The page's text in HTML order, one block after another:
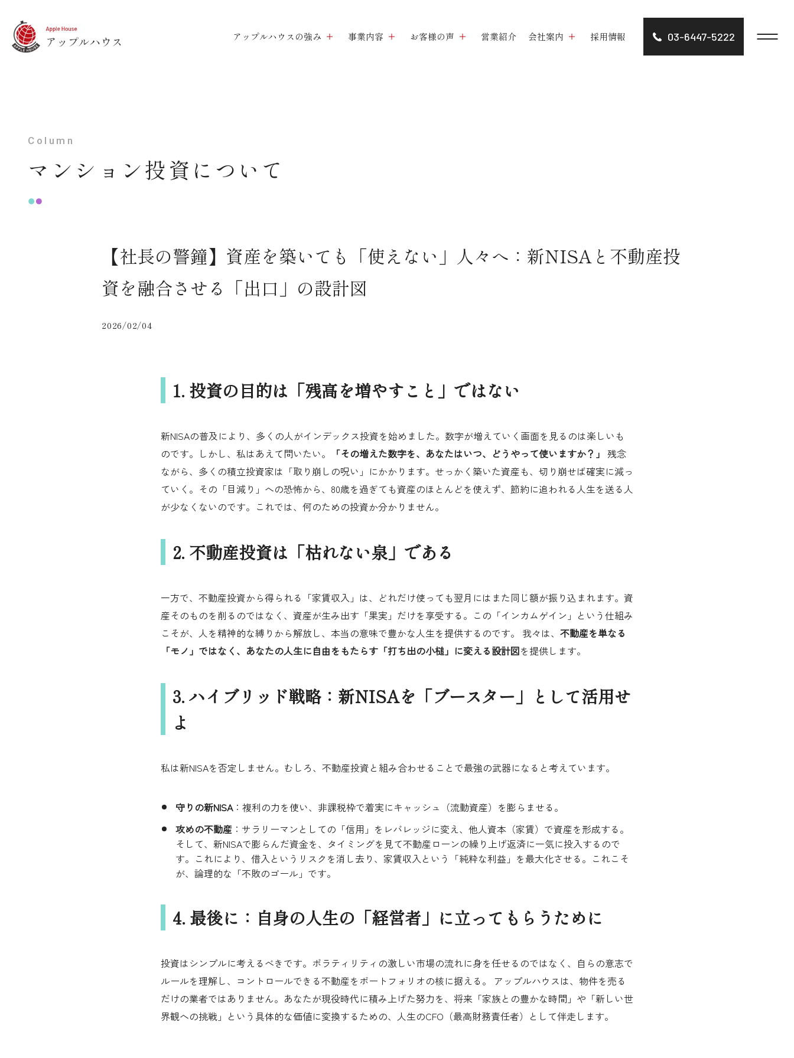
アップルハウスの強み 事業内容 お客様の声 営業紹介 会社案内 採用情報 03-6447-5222
Column
マンション投資について
【社長の警鐘】資産を築いても「使えない」人々へ：新NISAと不動産投
資を融合させる「出口」の設計図
2026/02/04
1. 投資の目的は「残高を増やすこと」ではない
新NISAの普及により、多くの人がインデックス投資を始めました。数字が増えていく画面を見るのは楽しいも
のです。しかし、私はあえて問いたい。
「その増えた数字を、あなたはいつ、どうやって使いますか？」 残念
ながら、多くの積立投資家は「取り崩しの呪い」にかかります。せっかく築いた資産も、切り崩せば確実に減っ
ていく。その「目減り」への恐怖から、80歳を過ぎても資産のほとんどを使えず、節約に追われる人生を送る人
が少なくないのです。これでは、何のための投資か分かりません。
2. 不動産投資は「枯れない泉」である
一方で、不動産投資から得られる「家賃収入」は、どれだけ使っても翌月にはまた同じ額が振り込まれます。資
産そのものを削るのではなく、資産が生み出す「果実」だけを享受する。この「インカムゲイン」という仕組み
こそが、人を精神的な縛りから解放し、本当の意味で豊かな人生を提供する のです。 我々は、 不動産を単なる
「モノ」ではなく、あなたの人生に自由をもたらす 「打ち出の小槌」に変える設計図を提供します。
3. ハイブリッド戦略：新NISAを「ブースター」として活用せ
よ
私は新NISAを否定しません。むしろ、不動産投資と組み合わせることで最強の武器になると考えています。
守りの新NISA：複利の力を使い、非課税枠で着実にキャッシュ（流動資産）を膨らませる。
攻めの不動産 ：サラリーマンとしての「信用」をレバレッジに変え、他人資本（家賃）で資産を形成する。
そして、新NISAで膨らんだ資金を、タイミングを見て不動産ローンの繰り上げ返済に一気に投入するので
す。これにより、借入というリスクを消し去り、家賃収入という「純粋な利益」を最大化させる。これこそ
が、論理的な「不敗のゴール」です。
4. 最後に：自身の人生の「経営者」に立ってもらうために
投資はシンプルに考えるべきです。ボラティリティの激しい市場の流れに身を任せるのではなく、自らの意志で
ルールを理解し、コントロールできる不動産をポートフォリオの核に据える。 アップルハウスは、物件を売る
だけの業者ではありません。あなたが現役時代に積み上げた努力を、将来「家族との豊かな時間」や「新しい世
界観への挑戦」という具体的な価値に変換するための、人生のCFO（最高財務責任者）として伴走します。